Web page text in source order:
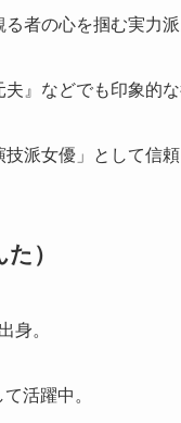
者の心を掴む実力派
』などでも印象的
派女優」として信頼
）
身。
活躍中。